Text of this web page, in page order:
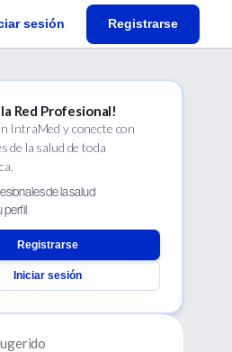
sesión Registrarse
la Red Profesional!
IntraMed y conecte con
de la salud de toda
de la salud
perfil
Registrarse
Iniciar sesión